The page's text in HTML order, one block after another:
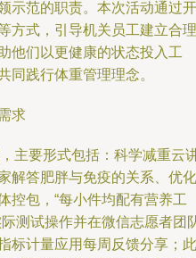
示范的职责。本次活动通过开
方式，引导机关员工建立合理
他们以更健康的状态投入工
同践行体重管理理念。
求
主要形式包括：科学减重云
解答肥胖与免疫的关系、优化
控包，“每小件均配有营养工
测试操作并在微信志愿者团
标计量应用每周反馈分享；此